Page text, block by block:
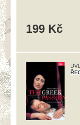
199 Kč